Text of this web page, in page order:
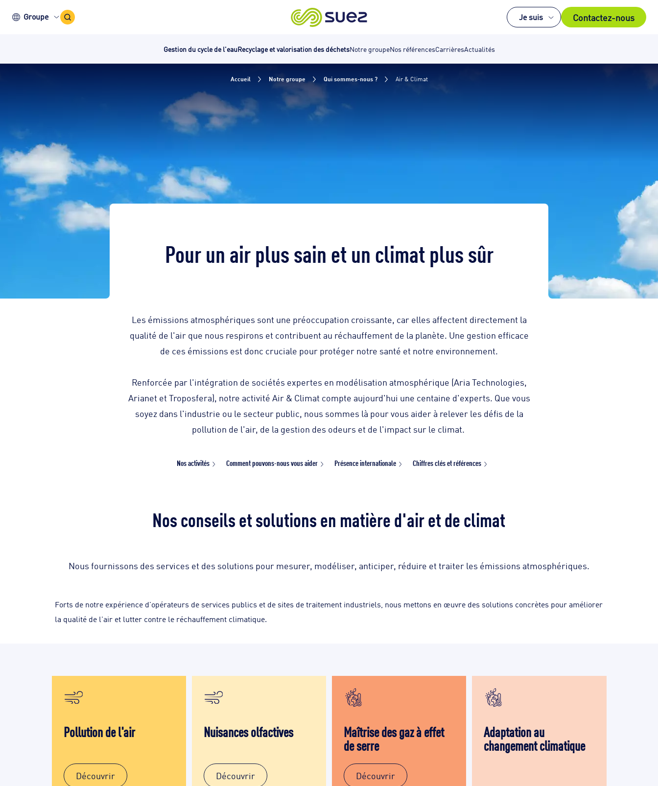
Groupe Icône
recherche Je suis Contactez-nous
Gestion du cycle de l'eauRecyclage et valorisation des déchetsNotre groupeNos référencesCarrièresActualités
Accueil Notre groupe Qui sommes-nous ? Air & Climat
Pour un air plus sain et un climat plus sûr
Les émissions atmosphériques sont une préoccupation croissante, car elles affectent directement la
qualité de l'air que nous respirons et contribuent au réchauffement de la planète. Une gestion efficace
de ces émissions est donc cruciale pour protéger notre santé et notre environnement.
Renforcée par l'intégration de sociétés expertes en modélisation atmosphérique (Aria Technologies,
Arianet et Troposfera), notre activité Air & Climat compte aujourd'hui une centaine d'experts. Que vous
soyez dans l'industrie ou le secteur public, nous sommes là pour vous aider à relever les défis de la
pollution de l'air, de la gestion des odeurs et de l'impact sur le climat.
Nos activités Comment pouvons-nous vous aider Présence internationale Chiffres clés et références
Nos conseils et solutions en matière d'air et de climat
Nous fournissons des services et des solutions pour mesurer, modéliser, anticiper, réduire et traiter les émissions atmosphériques.
Forts de notre expérience d'opérateurs de services publics et de sites de traitement industriels, nous mettons en œuvre des solutions concrètes pour améliorer
la qualité de l'air et lutter contre le réchauffement climatique.
Pollution de l'air
Découvrir
Nuisances olfactives
Découvrir
Maîtrise des gaz à effet
de serre
Découvrir
Adaptation au
changement climatique